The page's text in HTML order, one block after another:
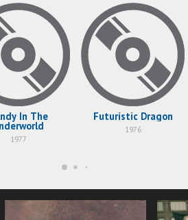
In The
1977
Futuristic Dragon
1976